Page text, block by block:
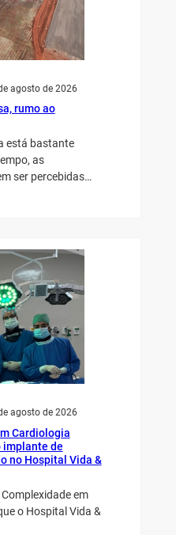
agosto de 2026
rumo ao
está bastante
as
ser percebidas…
agosto de 2026
Cardiologia
implante de
no Hospital Vida &
em
o Hospital Vida &